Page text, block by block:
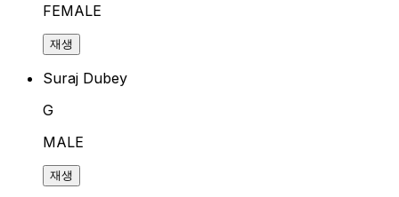
FEMALE
재생
Suraj Dubey
G
MALE
재생